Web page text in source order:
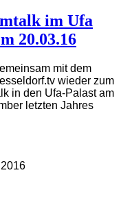
im Ufa
20.03.16
mit dem
wieder zum
in den Ufa-Palast am
letzten Jahres